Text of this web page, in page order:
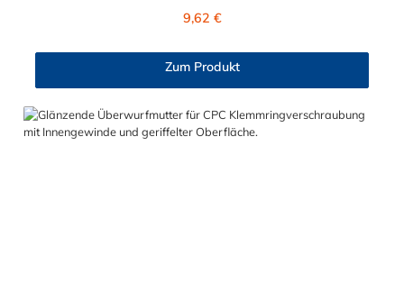
Regulärer Preis:
9,62 €
Zum Produkt